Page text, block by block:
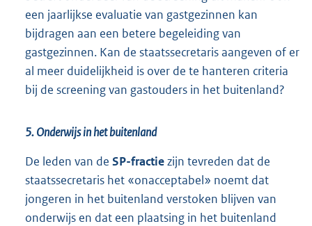
een jaarlijkse evaluatie van gastgezinnen kan
bijdragen aan een betere begeleiding van
gastgezinnen. Kan de staatssecretaris aangeven of er
al meer duidelijkheid is over de te hanteren criteria
bij de screening van gastouders in het buitenland?
5. Onderwijs in het buitenland
De leden van de SP-fractiezijn tevreden dat de
staatssecretaris het «onacceptabel» noemt dat
jongeren in het buitenland verstoken blijven van
onderwijs en dat een plaatsing in het buitenland